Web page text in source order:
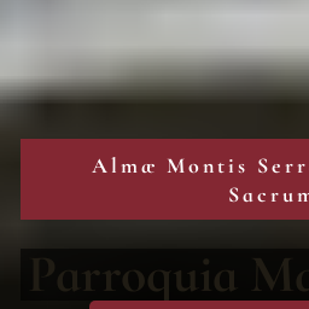
Almæ Montis
Parroquia